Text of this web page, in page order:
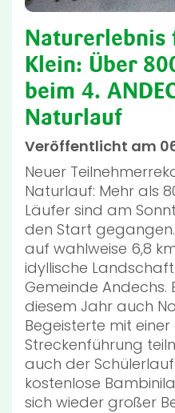
Naturerlebnis
Klein: Über
beim 4.
Naturlauf
Veröffentlicht am
Neuer
Naturlauf: Mehr als
Läufer sind am
den Start
auf wahlweise 6,8
idyllische
Gemeinde Andechs.
diesem Jahr auch
Begeisterte mit einer
Streckenführung
auch der
kostenlose
sich wieder großer